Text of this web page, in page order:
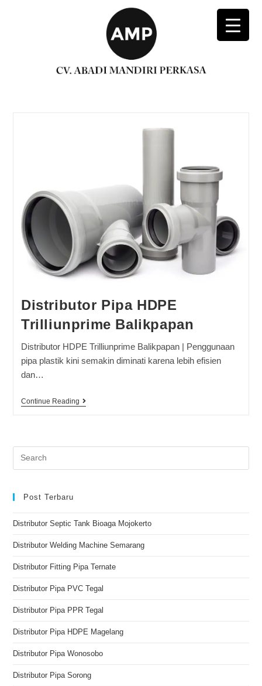
Distributor Pipa HDPE
Trilliunprime Balikpapan
Distributor HDPE Trilliunprime Balikpapan | Penggunaan
pipa plastik kini semakin diminati karena lebih efisien
dan…
Continue Reading
Post Terbaru
Distributor Septic Tank Bioaga Mojokerto
Distributor Welding Machine Semarang
Distributor Fitting Pipa Ternate
Distributor Pipa PVC Tegal
Distributor Pipa PPR Tegal
Distributor Pipa HDPE Magelang
Distributor Pipa Wonosobo
Distributor Pipa Sorong